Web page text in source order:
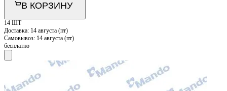
В КОРЗИНУ
14 ШТ
Доставка: 14 августа (пт)
Самовывоз: 14 августа (пт)
бесплатно